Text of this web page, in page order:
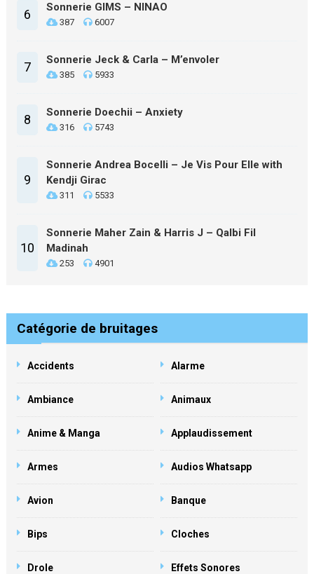
6 Sonnerie GIMS – NINAO
387 6007
7 Sonnerie Jeck & Carla – M’envoler
385 5933
8 Sonnerie Doechii – Anxiety
316 5743
9
Sonnerie Andrea Bocelli – Je Vis Pour Elle with
Kendji Girac
311 5533
10
Sonnerie Maher Zain & Harris J – Qalbi Fil
Madinah
253 4901
Catégorie de bruitages
Accidents Alarme
Ambiance Animaux
Anime & Manga Applaudissement
Armes Audios Whatsapp
Avion Banque
Bips Cloches
Drole Effets Sonores